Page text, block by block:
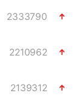
2333790
2210962
2139312